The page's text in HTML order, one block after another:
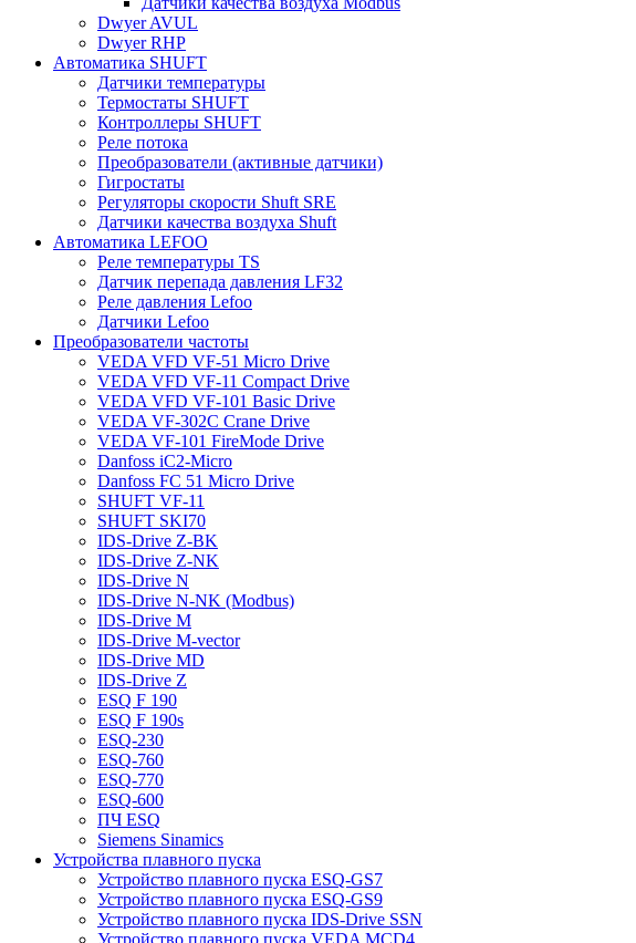
Dwyer AVUL
Dwyer RHP
Автоматика SHUFT
Датчики температуры
Термостаты SHUFT
Контроллеры SHUFT
Реле потока
Преобразователи (активные датчики)
Гигростаты
Регуляторы скорости Shuft SRE
Датчики качества воздуха Shuft
Автоматика LEFOO
Реле температуры TS
Датчик перепада давления LF32
Реле давления Lefoo
Датчики Lefoo
Преобразователи частоты
VEDA VFD VF-51 Micro Drive
VEDA VFD VF-11 Compact Drive
VEDA VFD VF-101 Basic Drive
VEDA VF-302C Crane Drive
VEDA VF-101 FireMode Drive
Danfoss iC2-Micro
Danfoss FC 51 Micro Drive
SHUFT VF-11
SHUFT SKI70
IDS-Drive Z-BK
IDS-Drive Z-NK
IDS-Drive N
IDS-Drive N-NK (Modbus)
IDS-Drive M
IDS-Drive M-vector
IDS-Drive MD
IDS-Drive Z
ESQ F 190
ESQ F 190s
ESQ-230
ESQ-760
ESQ-770
ESQ-600
ПЧ ESQ
Siemens Sinamics
Устройства плавного пуска
Устройство плавного пуска ESQ-GS7
Устройство плавного пуска ESQ-GS9
Устройство плавного пуска IDS-Drive SSN
Устройство плавного пуска VEDA MCD4